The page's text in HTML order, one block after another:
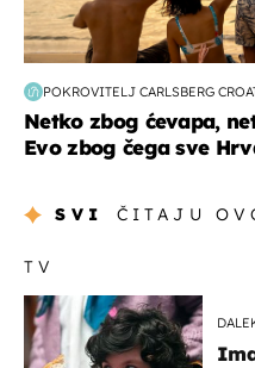
POKROVITELJ CARLSBERG
Netko zbog ćevapa,
Evo zbog čega sve
SVI ČITAJU
TV